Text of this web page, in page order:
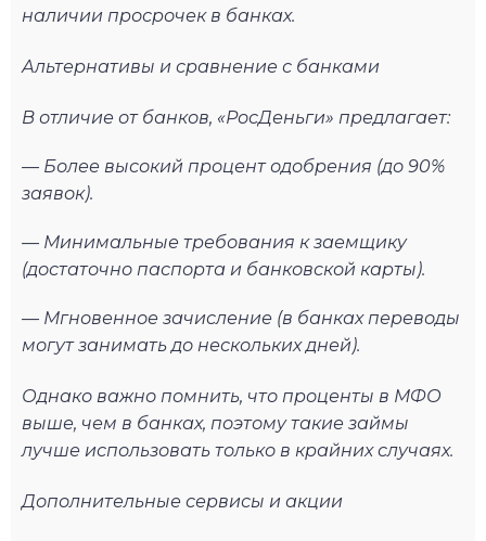
наличии просрочек в банках.
Альтернативы и сравнение с банками
В отличие от банков, «РосДеньги» предлагает:
— Более высокий процент одобрения (до 90%
заявок).
— Минимальные требования к заемщику
(достаточно паспорта и банковской карты).
— Мгновенное зачисление (в банках переводы
могут занимать до нескольких дней).
Однако важно помнить, что проценты в МФО
выше, чем в банках, поэтому такие займы
лучше использовать только в крайних случаях.
Дополнительные сервисы и акции